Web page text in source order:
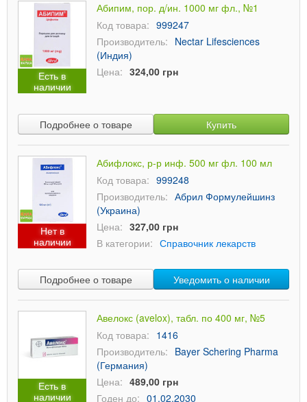
Есть в
наличии
Абипим, пор. д/ин. 1000 мг фл., №1
Код товара: 999247
Производитель: Nectar Lifesciences
(Индия)
Цена: 324,00 грн
Подробнее о товаре Купить
Нет в
наличии
Абифлокс, р-р инф. 500 мг фл. 100 мл
Код товара: 999248
Производитель: Абрил Формулейшинз
(Украина)
Цена: 327,00 грн
В категории: Справочник лекарств
Подробнее о товаре Уведомить о наличии
Есть в
наличии
Авелокс (avelox), табл. по 400 мг, №5
Код товара: 1416
Производитель: Bayer Schering Pharma
(Германия)
Цена: 489,00 грн
Годен до: 01.02.2030